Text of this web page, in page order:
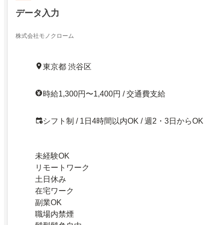
データ入力
株式会社モノクローム
東京都 渋谷区
時給1,300円〜1,400円 / 交通費支給
シフト制 / 1日4時間以内OK / 週2・3日からOK
未経験OK
リモートワーク
土日休み
在宅ワーク
副業OK
職場内禁煙